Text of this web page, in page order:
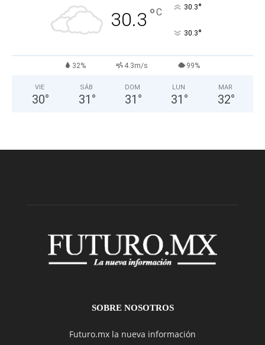
30.3 °C 30.3°
30.3°
32% 4.3m/s 99%
VIE
30°
SÁB
31 °
DOM
31 °
LUN
31 °
MAR
32°
SOBRE NOSOTROS
Futuro.mx la nueva información